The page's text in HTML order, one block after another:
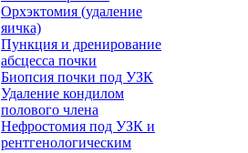
Орхэктомия (удаление
яичка)
Пункция и дренирование
абсцесса почки
Биопсия почки под УЗК
Удаление кондилом
полового члена
Нефростомия под УЗК и
рентгенологическим